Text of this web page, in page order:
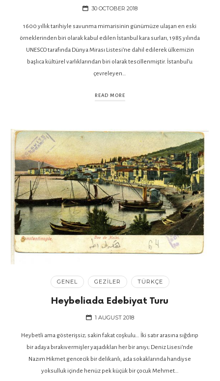
30 OCTOBER 2018
1600 yıllık tarihiyle savunma mimarisinin günümüze ulaşan en eski
örneklerinden biri olarak kabul edilen İstanbul kara surları, 1985 yılında
UNESCO tarafında Dünya Mirası Listesi’ne dahil edilerek ülkemizin
başlıca kültürel varlıklarından biri olarak tescillenmiştir. İstanbul’u
çevreleyen…
READ MORE
GENEL GEZILER TÜRKÇE
Heybeliada Edebiyat Turu
1 AUGUST 2018
Heybetli ama gösterişsiz; sakin fakat coşkulu… İki satır arasına sığdırıp
bir adaya bırakıvermişler yaşadıkları her bir anıyı; Deniz Lisesi’nde
Nazım Hikmet gencecik bir delikanlı, ada sokaklarında handiyse
yoksulluk içinde henüz pek küçük bir çocuk Mehmet…